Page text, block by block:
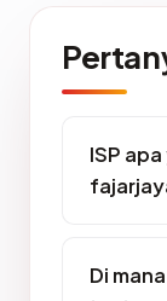
ISP
Di